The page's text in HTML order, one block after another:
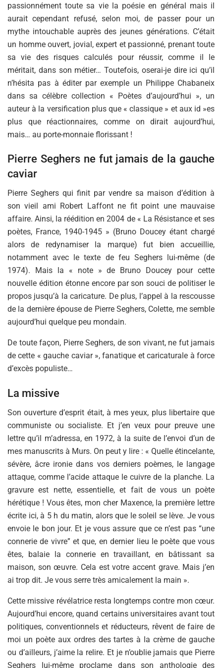
passionnément toute sa vie la poésie en général mais il
aurait cependant refusé, selon moi, de passer pour un
mythe intouchable auprès des jeunes générations. C’était
un homme ouvert, jovial, expert et passionné, prenant toute
sa vie des risques calculés pour réussir, comme il le
méritait, dans son métier… Toutefois, oserai-je dire ici qu’il
n’hésita pas à éditer par exemple un Philippe Chabaneix
dans sa célèbre collection « Poètes d’aujourd’hui », un
auteur à la versification plus que « classique » et aux id »es
plus que réactionnaires, comme on dirait aujourd’hui,
mais… au porte-monnaie florissant !
Pierre Seghers ne fut jamais de la gauche
caviar
Pierre Seghers qui finit par vendre sa maison d’édition à
son vieil ami Robert Laffont ne fit point une mauvaise
affaire. Ainsi, la réédition en 2004 de « La Résistance et ses
poètes, France, 1940-1945 » (Bruno Doucey étant chargé
alors de redynamiser la marque) fut bien accueillie,
notamment avec le texte de feu Seghers lui-même (de
1974). Mais la « note » de Bruno Doucey pour cette
nouvelle édition étonne encore par son souci de politiser le
propos jusqu’à la caricature. De plus, l’appel à la rescousse
de la dernière épouse de Pierre Seghers, Colette, me semble
aujourd’hui quelque peu mondain.
De toute façon, Pierre Seghers, de son vivant, ne fut jamais
de cette « gauche caviar », fanatique et caricaturale à force
d’excès populiste…
La missive
Son ouverture d’esprit était, à mes yeux, plus libertaire que
communiste ou socialiste. Et j’en veux pour preuve une
lettre qu’il m’adressa, en 1972, à la suite de l’envoi d’un de
mes manuscrits à Murs. On peut y lire : « Quelle étincelante,
sévère, âcre ironie dans vos derniers poèmes, le langage
attaque, comme l’acide attaque le cuivre de la planche. La
gravure est nette, essentielle, et fait de vous un poète
hérétique ! Vous êtes, mon cher Maxence, la première lettre
écrite ici, à 5 h du matin, alors que le soleil se lève. Je vous
envoie le bon jour. Et je vous assure que ce n’est pas “une
connerie de vivre” et que, en dernier lieu le poète que vous
êtes, balaie la connerie en travaillant, en bâtissant sa
maison, son œuvre. Cela est votre accent grave. Mais j’en
ai trop dit. Je vous serre très amicalement la main ».
Cette missive révélatrice resta longtemps contre mon cœur.
Aujourd’hui encore, quand certains universitaires avant tout
politiques, conventionnels et réducteurs, rêvent de faire de
moi un poète aux ordres des tartes à la crème de gauche
ou d’ailleurs, j’aime la relire. Et je n’oublie jamais que Pierre
Seghers lui-même proclame dans son anthologie des